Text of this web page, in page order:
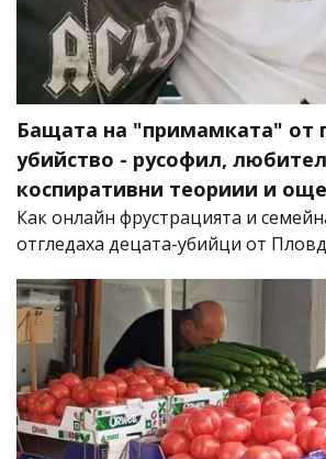
Бащата на "примамката" от
убийство - русофил,
коспиративни теориии и
Как онлайн фрустрацията и
отгледаха децата-убийци от